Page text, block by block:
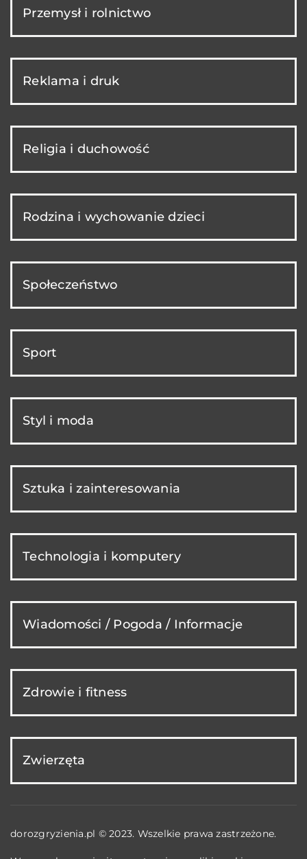
Przemysł i rolnictwo
Reklama i druk
Religia i duchowość
Rodzina i wychowanie dzieci
Społeczeństwo
Sport
Styl i moda
Sztuka i zainteresowania
Technologia i komputery
Wiadomości / Pogoda / Informacje
Zdrowie i fitness
Zwierzęta
dorozgryzienia.pl © 2023. Wszelkie prawa zastrzeżone.